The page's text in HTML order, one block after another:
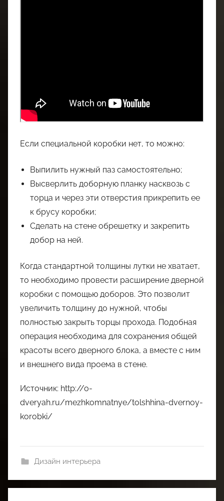
Если специальной коробки нет, то можно:
Выпилить нужный паз самостоятельно;
Высверлить доборную планку насквозь с
торца и через эти отверстия прикрепить ее
к брусу коробки;
Сделать на стене обрешетку и закрепить
добор на ней.
Когда стандартной толщины лутки не хватает,
то необходимо провести расширение дверной
коробки с помощью доборов. Это позволит
увеличить толщину до нужной, чтобы
полностью закрыть торцы прохода. Подобная
операция необходима для сохранения общей
красоты всего дверного блока, а вместе с ним
и внешнего вида проема в стене.
Источник: http://o-
dveryah.ru/mezhkomnatnye/tolshhina-dvernoy-
korobki/
Дизайн интерьера